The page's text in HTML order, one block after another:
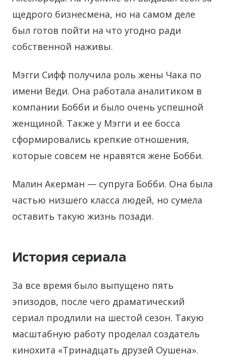
щедрого бизнесмена, но на самом деле
был готов пойти на что угодно ради
собственной наживы.
Мэгги Сифф получила роль жены Чака по
имени Веди. Она работала аналитиком в
компании Бобби и было очень успешной
женщиной. Также у Мэгги и ее босса
сформировались крепкие отношения,
которые совсем не нравятся жене Бобби.
Малин Акерман — супруга Бобби. Она была
частью низшего класса людей, но сумела
оставить такую жизнь позади.
История сериала
За все время было выпущено пять
эпизодов, после чего драматический
сериал продлили на шестой сезон. Такую
масштабную работу проделал создатель
кинохита «Тринадцать друзей Оушена».